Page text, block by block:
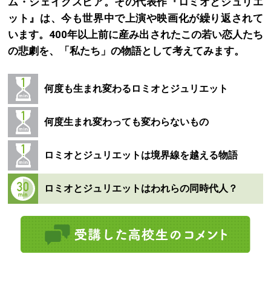
ット』は、今も世界中で上演や映画化が繰り返されて
います。400年以上前に産み出されたこの若い恋人たち
の悲劇を、「私たち」の物語として考えてみます。
何度も生まれ変わるロミオとジュリエット
何度生まれ変わっても変わらないもの
ロミオとジュリエットは境界線を越える物語
ロミオとジュリエットはわれらの同時代人？